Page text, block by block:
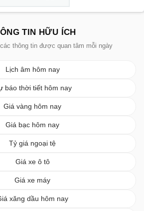
TIN HỮU ÍCH
thông tin được quan tâm mỗi ngày
Lịch âm hôm nay
báo thời tiết hôm nay
Giá vàng hôm nay
Giá bạc hôm nay
Tỷ giá ngoại tệ
Giá xe ô tô
Giá xe máy
xăng dầu hôm nay